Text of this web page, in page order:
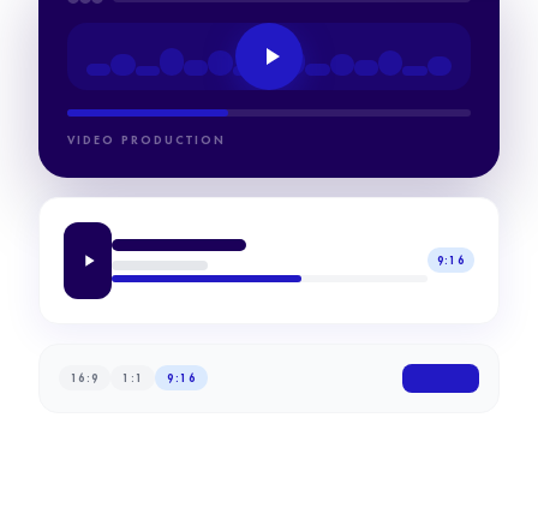
VIDEO PRODUCTION
9:16
16:9 1:1 9:16